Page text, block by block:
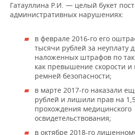
Гатауллина Р.И. — целый букет
административных нарушениях:
в феврале 2016-го его
тысячи рублей за неуплату
наложенных штрафов по
как превышение скорости и
ремней безопасности;
в марте 2017-го наказали
рублей и лишили прав на 1,5
прохождения медицинского
освидетельствования;
в октябре 2018-го